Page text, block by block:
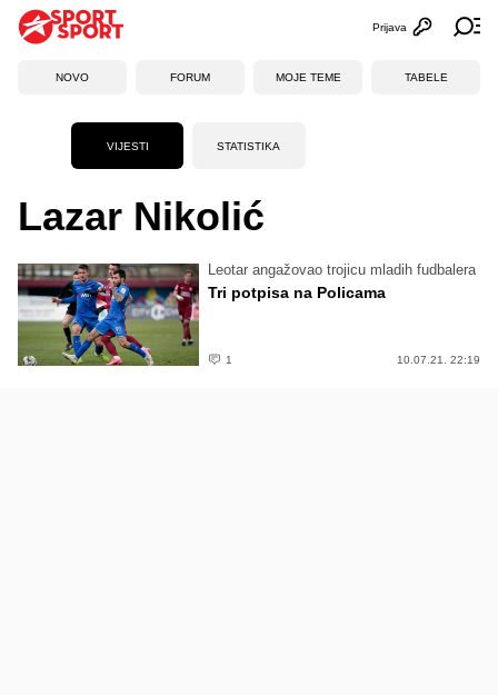
Otvori
Prijava
NOVO FORUM MOJE TEME TABELE
VIJESTI STATISTIKA
Lazar Nikolić
Leotar angažovao trojicu mladih fudbalera
Tri potpisa na Policama
1 10.07.21. 22:19